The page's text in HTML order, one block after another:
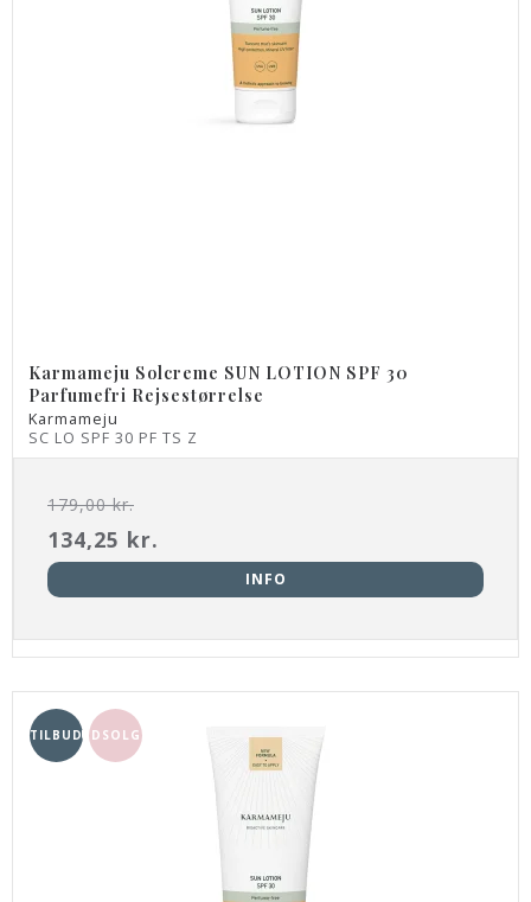
Karmameju Solcreme SUN LOTION SPF 30
Parfumefri Rejsestørrelse
Karmameju
SC LO SPF 30 PF TS Z
179,00 kr.
134,25 kr.
INFO
TILBUDUDSOLGT